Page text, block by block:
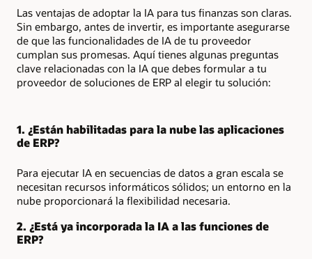
Las ventajas de adoptar la IA para tus finanzas son claras.
Sin embargo, antes de invertir, es importante asegurarse
de que las funcionalidades de IA de tu proveedor
cumplan sus promesas. Aquí tienes algunas preguntas
clave relacionadas con la IA que debes formular a tu
proveedor de soluciones de ERP al elegir tu solución:
1. ¿Están habilitadas para la nube las aplicaciones
de ERP?
Para ejecutar IA en secuencias de datos a gran escala se
necesitan recursos informáticos sólidos; un entorno en la
nube proporcionará la flexibilidad necesaria.
2. ¿Está ya incorporada la IA a las funciones de
ERP?